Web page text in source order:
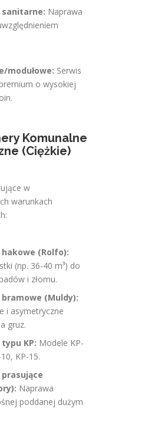
Naprawa
modułowe: Serwis
o wysokiej
Komunalne
(Ciężkie)
w
warunkach
(Rolfo):
(np. 36-40 m³) do
i złomu.
(Muldy):
i asymetryczne
gruz.
KP: Modele KP-
KP-15.
Naprawa
poddanej dużym